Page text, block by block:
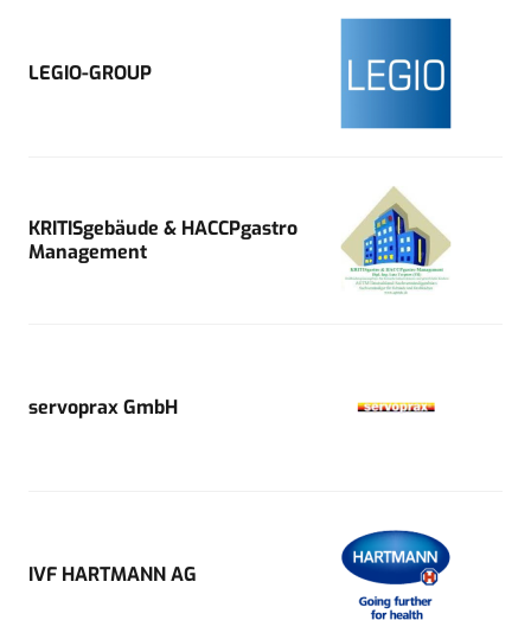
LEGIO-GROUP
KRITISgebäude & HACCPgastro
Management
servoprax GmbH
IVF HARTMANN AG